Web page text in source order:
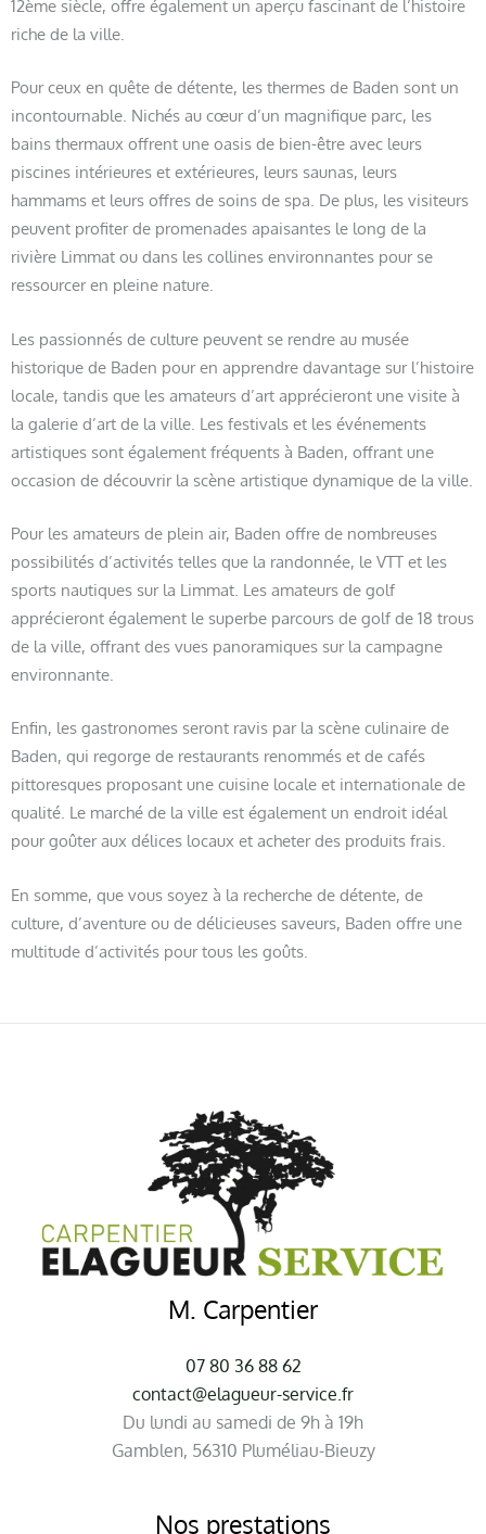
12ème siècle, offre également un aperçu fascinant de l’histoire
riche de la ville.
Pour ceux en quête de détente, les thermes de Baden sont un
incontournable. Nichés au cœur d’un magnifique parc, les
bains thermaux offrent une oasis de bien-être avec leurs
piscines intérieures et extérieures, leurs saunas, leurs
hammams et leurs offres de soins de spa. De plus, les visiteurs
peuvent profiter de promenades apaisantes le long de la
rivière Limmat ou dans les collines environnantes pour se
ressourcer en pleine nature.
Les passionnés de culture peuvent se rendre au musée
historique de Baden pour en apprendre davantage sur l’histoire
locale, tandis que les amateurs d’art apprécieront une visite à
la galerie d’art de la ville. Les festivals et les événements
artistiques sont également fréquents à Baden, offrant une
occasion de découvrir la scène artistique dynamique de la ville.
Pour les amateurs de plein air, Baden offre de nombreuses
possibilités d’activités telles que la randonnée, le VTT et les
sports nautiques sur la Limmat. Les amateurs de golf
apprécieront également le superbe parcours de golf de 18 trous
de la ville, offrant des vues panoramiques sur la campagne
environnante.
Enfin, les gastronomes seront ravis par la scène culinaire de
Baden, qui regorge de restaurants renommés et de cafés
pittoresques proposant une cuisine locale et internationale de
qualité. Le marché de la ville est également un endroit idéal
pour goûter aux délices locaux et acheter des produits frais.
En somme, que vous soyez à la recherche de détente, de
culture, d’aventure ou de délicieuses saveurs, Baden offre une
multitude d’activités pour tous les goûts.
M. Carpentier
07 80 36 88 62
contact@elagueur-service.fr
Du lundi au samedi de 9h à 19h
Gamblen, 56310 Pluméliau-Bieuzy
Nos prestations